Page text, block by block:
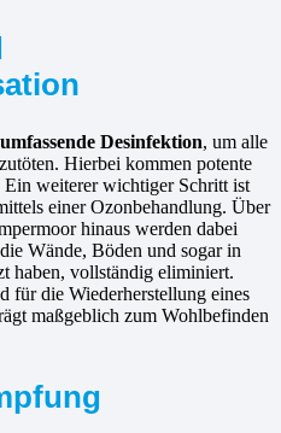
umfassende Desinfektion, um alle
Hierbei kommen potente
weiterer wichtiger Schritt ist
einer Ozonbehandlung. Über
hinaus werden dabei
Wände, Böden und sogar in
haben, vollständig eliminiert.
für die Wiederherstellung eines
maßgeblich zum Wohlbefinden